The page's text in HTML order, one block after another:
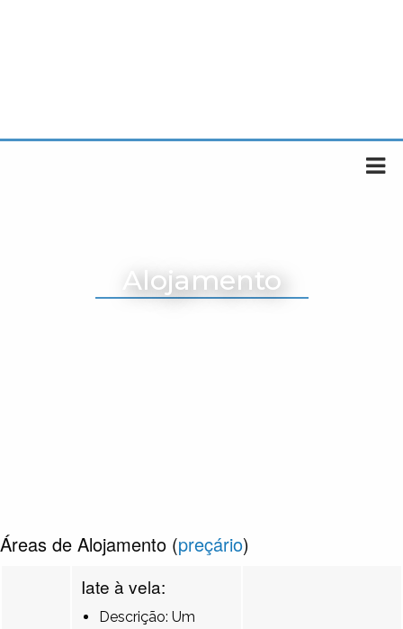
Alojamento
Áreas de Alojamento (preçário)
Iate à vela:
Descrição: Um